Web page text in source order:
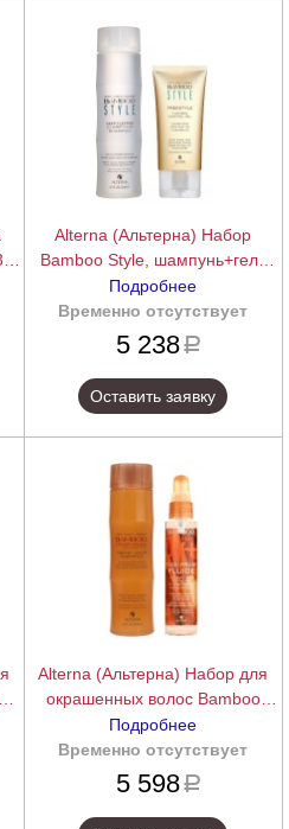
Alterna (Альтерна) Набор
Bamboo Style, шампунь+гель
для укладки
подробнее
Подробнее
Временно отсутствует
5 238a
Оставить заявку
Alterna (Альтерна) Набор для
окрашенных волос Bamboo
Сolor, шампунь+флюид
подробнее
Подробнее
Временно отсутствует
5 598a